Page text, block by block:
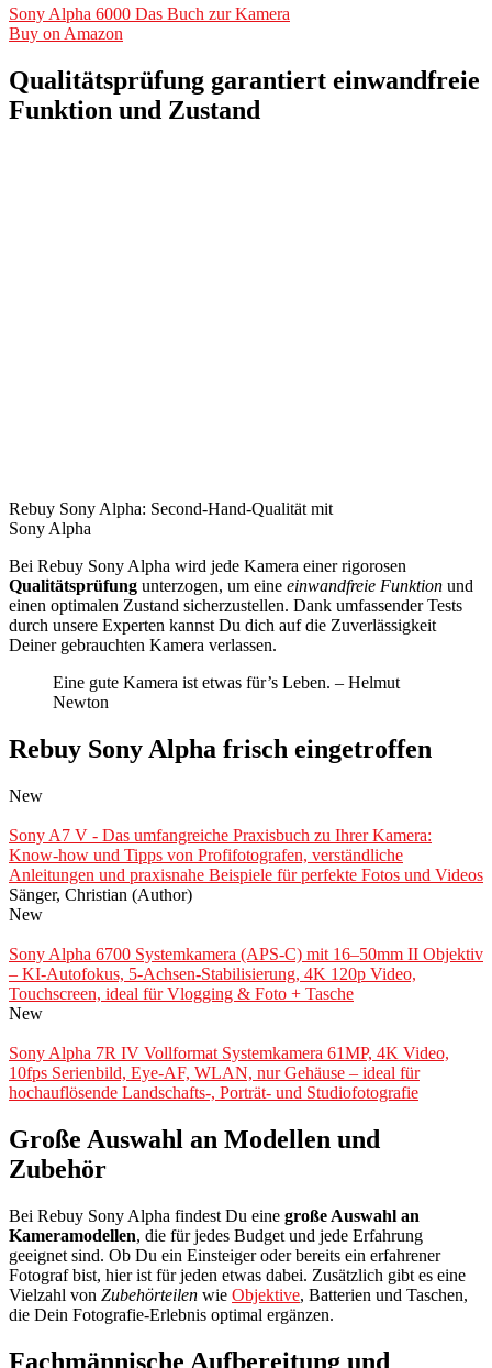
Sony Alpha 6000 Das Buch zur Kamera
Buy on Amazon
Qualitätsprüfung garantiert einwandfreie
Funktion und Zustand
Rebuy Sony Alpha: Second-Hand-Qualität mit
Sony Alpha
Bei Rebuy Sony Alpha wird jede Kamera einer rigorosen
Qualitätsprüfung unterzogen, um eine einwandfreie Funktion und
einen optimalen Zustand sicherzustellen. Dank umfassender Tests
durch unsere Experten kannst Du dich auf die Zuverlässigkeit
Deiner gebrauchten Kamera verlassen.
Eine gute Kamera ist etwas für’s Leben. – Helmut
Newton
Rebuy Sony Alpha frisch eingetroffen
New
Sony A7 V - Das umfangreiche Praxisbuch zu Ihrer Kamera:
Know-how und Tipps von Profifotografen, verständliche
Anleitungen und praxisnahe Beispiele für perfekte Fotos und Videos
Sänger, Christian (Author)
New
Sony Alpha 6700 Systemkamera (APS-C) mit 16–50mm II Objektiv
– KI-Autofokus, 5-Achsen-Stabilisierung, 4K 120p Video,
Touchscreen, ideal für Vlogging & Foto + Tasche
New
Sony Alpha 7R IV Vollformat Systemkamera 61MP, 4K Video,
10fps Serienbild, Eye-AF, WLAN, nur Gehäuse – ideal für
hochauflösende Landschafts-, Porträt- und Studiofotografie
Große Auswahl an Modellen und
Zubehör
Bei Rebuy Sony Alpha findest Du eine große Auswahl an
Kameramodellen, die für jedes Budget und jede Erfahrung
geeignet sind. Ob Du ein Einsteiger oder bereits ein erfahrener
Fotograf bist, hier ist für jeden etwas dabei. Zusätzlich gibt es eine
Vielzahl von Zubehörteilen wie Objektive, Batterien und Taschen,
die Dein Fotografie-Erlebnis optimal ergänzen.
Fachmännische Aufbereitung und